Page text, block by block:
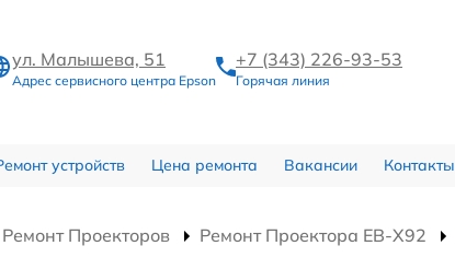
ул. Малышева, 51
Адрес сервисного центра Epson
+7 (343) 226-93-53
Горячая линия
устройств Цена ремонта Вакансии Контакты
Ремонт Проекторов Ремонт Проектора EB-X92